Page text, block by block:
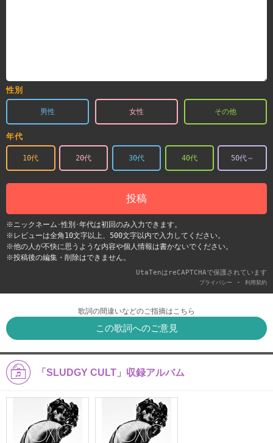
性別
男性 女性 その他
年代
10代 20代 30代 40代 50代～
投稿
※ニックネーム･性別･年代は初回のみ入力できます。
※レビューは全角10文字以上、500文字以内で入力してください。
※他の人が不快に思うような内容や個人情報は書かないでください。
※投稿後の編集・削除はできません。
UtaTenはreCAPTCHAで保護されています
プライバシー - 利用契約
歌詞の間違いなどのご指摘はこちら
この歌詞へのご意見
「SLUDGY CULT」収録アルバム